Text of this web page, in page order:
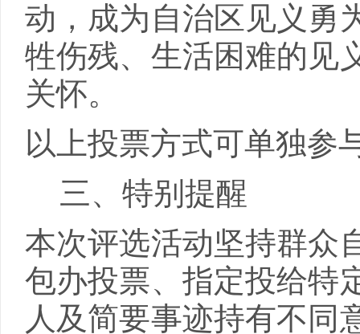
动，成为自治区见义勇
牲伤残、生活困难的见
关怀。
以上投票方式可单独参
三、特别提醒
本次评选活动坚持群众
包办投票、指定投给特
人及简要事迹持有不同